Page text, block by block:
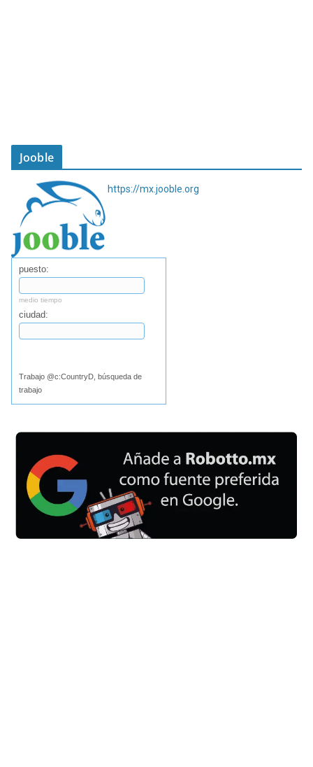
Jooble
https://mx.jooble.org
puesto:
medio tiempo
ciudad:
Trabajo @c:CountryD, búsqueda de
trabajo